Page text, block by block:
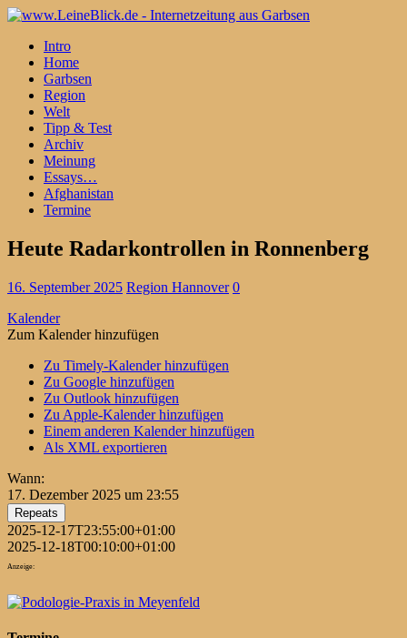
Intro
Home
Garbsen
Region
Welt
Tipp & Test
Archiv
Meinung
Essays…
Afghanistan
Termine
Heute Radarkontrollen in Ronnenberg
16. September 2025 Region Hannover 0
Kalender
Zum Kalender hinzufügen
Zu Timely-Kalender hinzufügen
Zu Google hinzufügen
Zu Outlook hinzufügen
Zu Apple-Kalender hinzufügen
Einem anderen Kalender hinzufügen
Als XML exportieren
Wann:
17. Dezember 2025 um 23:55
Repeats
2025-12-17T23:55:00+01:00
2025-12-18T00:10:00+01:00
Anzeige: